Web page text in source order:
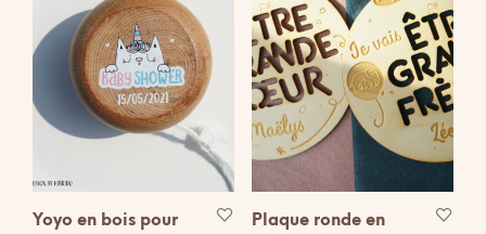
Yoyo en bois pour
Plaque ronde en